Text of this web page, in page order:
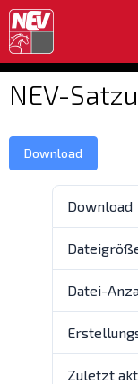
Zum
Inhalt
springen
NEV-
Download
Download
Datei-
Zuletzt